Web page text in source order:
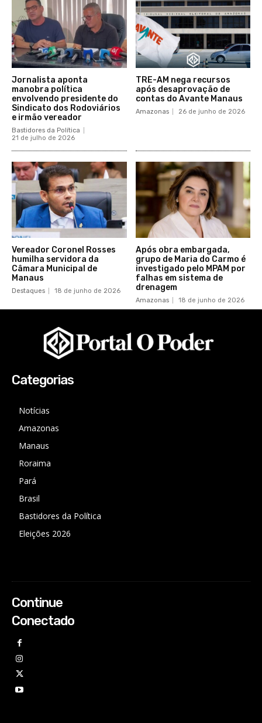
Jornalista aponta
manobra política
envolvendo presidente do
Sindicato dos Rodoviários
e irmão vereador
Bastidores da Política
21 de julho de 2026
TRE-AM nega recursos
após desaprovação de
contas do Avante Manaus
Amazonas 26 de junho de 2026
Vereador Coronel Rosses
humilha servidora da
Câmara Municipal de
Manaus
Destaques 18 de junho de 2026
Após obra embargada,
grupo de Maria do Carmo é
investigado pelo MPAM por
falhas em sistema de
drenagem
Amazonas 18 de junho de 2026
Categorias
Notícias
Amazonas
Manaus
Roraima
Pará
Brasil
Bastidores da Política
Eleições 2026
Continue
Conectado